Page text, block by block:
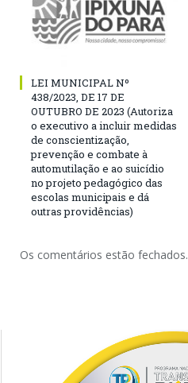
LEI MUNICIPAL Nº
438/2023, DE 17 DE
OUTUBRO DE 2023 (Autoriza
o executivo a incluir medidas
de conscientização,
prevenção e combate à
automutilação e ao suicídio
no projeto pedagógico das
escolas municipais e dá
outras providências)
Os comentários estão fechados.